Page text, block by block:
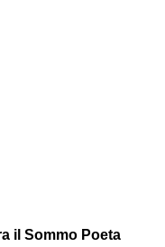
il Sommo Poeta